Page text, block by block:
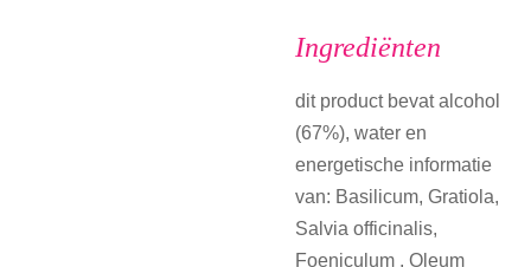
Ingrediënten
dit product bevat alcohol
(67%), water en
energetische informatie
van: Basilicum, Gratiola,
Salvia officinalis,
Foeniculum , Oleum